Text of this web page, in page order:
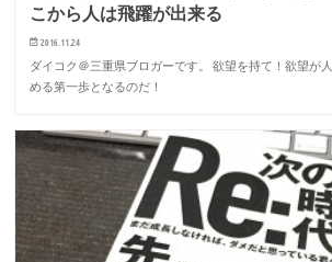
こから人は飛躍が出来る
2016.11.24
ダイコク＠三重県ブロガーです。 欲望を持て！欲望が
める第一歩となるのだ！